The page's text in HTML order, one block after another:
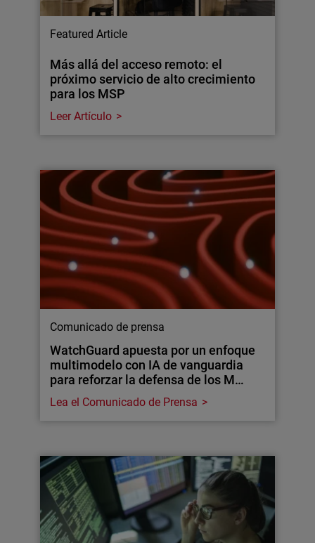
Featured Article
Más allá del acceso remoto: el
próximo servicio de alto crecimiento
para los MSP
Leer Artículo
Comunicado de prensa
WatchGuard apuesta por un enfoque
multimodelo con IA de vanguardia
para reforzar la defensa de los M…
Lea el Comunicado de Prensa